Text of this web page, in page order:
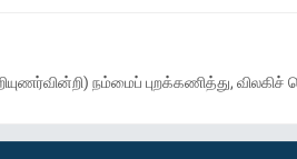
நம்மைப் புறக்கணித்து,